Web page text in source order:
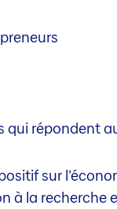
répondent
sur
à la